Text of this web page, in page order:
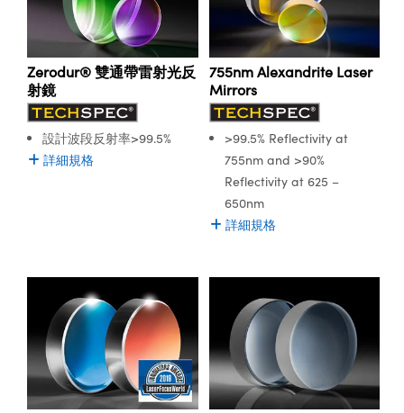
Zerodur® 雙通帶雷射光反
射鏡
設計波段反射率>99.5%
詳細規格
755nm Alexandrite Laser
Mirrors
>99.5% Reflectivity at
755nm and >90%
Reflectivity at 625 –
650nm
詳細規格